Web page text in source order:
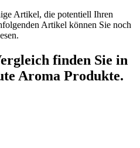
Artikel, die potentiell Ihren
Artikel können Sie noch
finden Sie in
Aroma Produkte.